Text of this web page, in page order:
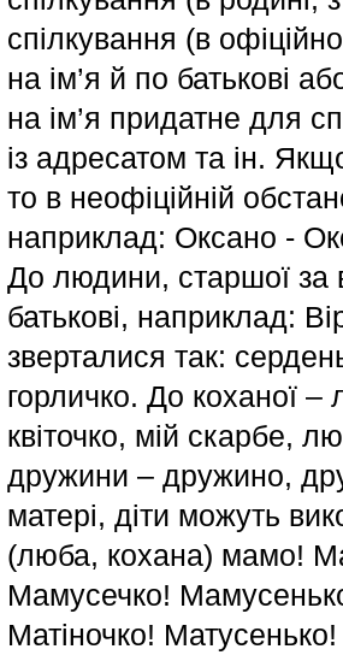
спілкування (в
на ім’я й по батькові
на ім’я придатне для
із адресатом та ін.
то в неофіційній
наприклад: Оксано -
До людини, старшої за
батькові, наприклад:
зверталися так:
горличко. До коханої
квіточко, мій скарбе,
дружини – дружино,
матері, діти можуть
(люба, кохана) мамо!
Мамусечко!
Матіночко!